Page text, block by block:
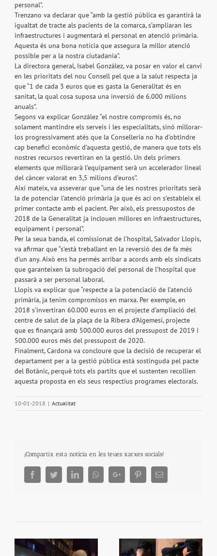
personal”.
Trenzano va declarar que “amb la gestió pública es garantirà la
igualtat de tracte als pacients de la comarca, s’ampliaran les
infraestructures i augmentarà el personal en atenció primària.
Aquesta és una bona notícia que assegura la millor atenció
possible per a la nostra ciutadania”.
La directora general, Isabel González, va posar en valor el canvi
en les prioritats del nou Consell pel que a la salut respecta ja
que “1 de cada 3 euros que es gasta la Generalitat és en
sanitat, la qual cosa suposa una inversió de 6.000 milions
anuals”.
Segons va explicar González “el nostre compromís és, no
solament mantindre els serveis i les especialitats, sinó millorar-
los progressivament atés que la Conselleria no ha d’obtindre
cap benefici econòmic d’aquesta gestió, de manera que tots els
nostres recursos revertiran en la gestió. Un dels primers
elements que millorarà l’equipament serà un accelerador lineal
del càncer valorat en 3,5 milions d’euros”.
Així mateix, va asseverar que “una de les nostres prioritats serà
la de potenciar l’atenció primària ja que és ací on s’estableix el
primer contacte amb el pacient. Per això, els pressupostos de
2018 de la Generalitat ja inclouen millores en infraestructures,
equipament i personal”.
Per la seua banda, el comissionat de l’hospital, Salvador Llopis,
va afirmar que “s’està treballant en la reversió des de fa més
d’un any. Això ens ha permés arribar a acords amb els sindicats
que garanteixen la subrogació del personal de l’hospital que
passarà a ser personal laboral.
Llopis va explicar que “respecte a la potenciació de l’atenció
primària, ja tenim compromisos en marxa. Per exemple, en
2018 s’invertiran 60.000 euros en el projecte d’ampliació del
centre de salut de la plaça de la Ribera d’Algemesí, projecte
que es finançarà amb 500.000 euros del pressupost de 2019 i
500.000 euros més del pressupost de 2020.
Finalment, Cardona va concloure que la decisió de recuperar el
departament per a la gestió pública està sostinguda pel pacte
del Botànic, perquè tots els partits que el sustenten recollien
aquesta proposta en els seus respectius programes electorals.
10-01-2018 | Actualitat
¡Compartix esta notícia en les teues xarxes socials!
FacebookTwitterLinkedInWhatsappGoogle+ PinterestEmail